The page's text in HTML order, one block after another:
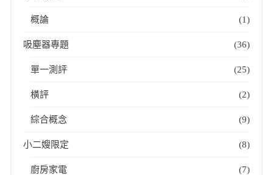
概論 (1)
吸塵器專題 (36)
單一測評 (25)
橫評 (2)
綜合概念 (9)
小二嫂限定 (8)
廚房家電 (7)